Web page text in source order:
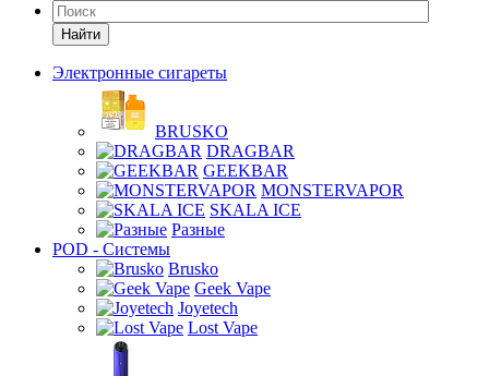
Найти
Электронные сигареты
BRUSKO
DRAGBAR
GEEKBAR
MONSTERVAPOR
SKALA ICE
Разные
POD - Системы
Brusko
Geek Vape
Joyetech
Lost Vape